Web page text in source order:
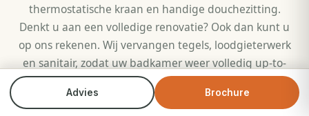
Advies Brochure
thermostatische kraan en handige douchezitting.
Denkt u aan een volledige renovatie? Ook dan kunt u
op ons rekenen. Wij vervangen tegels, loodgieterwerk
en sanitair, zodat uw badkamer weer volledig up-to-
date is. Bovendien bieden wij tot €1.500 inruilkorting
als u uw oude bad of douche laat vervangen door een
Bel direct Brochure